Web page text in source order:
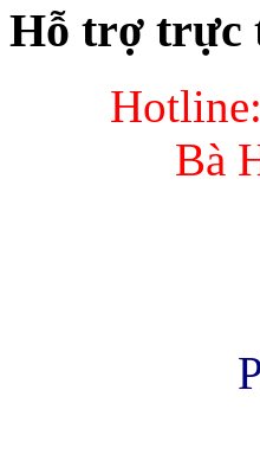
Hỗ trợ trực
Bà